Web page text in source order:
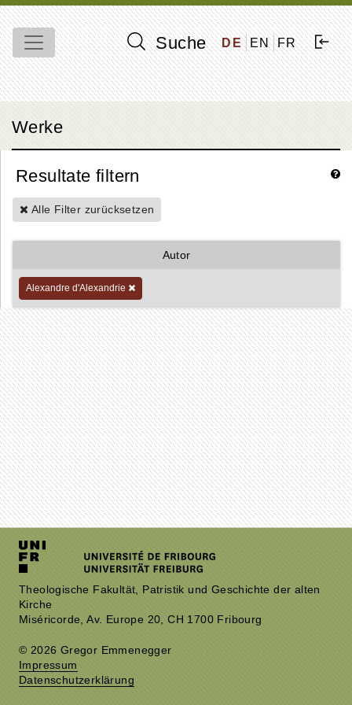
Suche DE EN FR
Werke
Resultate filtern
Alle Filter zurücksetzen
Autor
Alexandre d'Alexandrie
Theologische Fakultät, Patristik und Geschichte der alten
Kirche
Miséricorde, Av. Europe 20, CH 1700 Fribourg
© 2026 Gregor Emmenegger
Impressum
Datenschutzerklärung